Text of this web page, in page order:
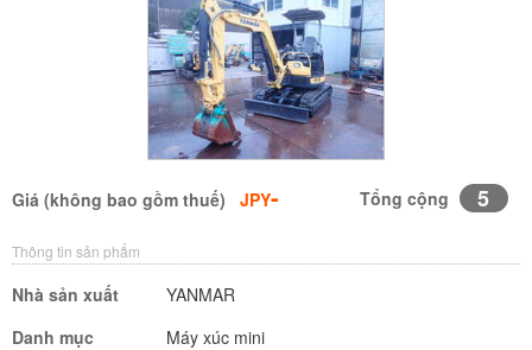
Giá (không bao gồm thuế) JPY- Tổng cộng 5
Thông tin sản phẩm
Nhà sản xuất
YANMAR
Danh mục
Máy xúc mini